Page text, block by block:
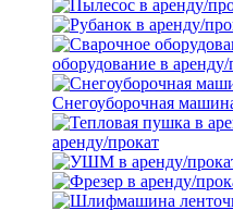
оборудование в аренду/
Снегоуборочная
аренду/прокат